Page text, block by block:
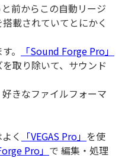
前からこの自動リージ
載されていてとにかく
。
「Sound Forge Pro」
取り除いて、サウンド
きなファイルフォーマ
く 「VEGAS Pro」 を使
Pro」 で 編集・処理